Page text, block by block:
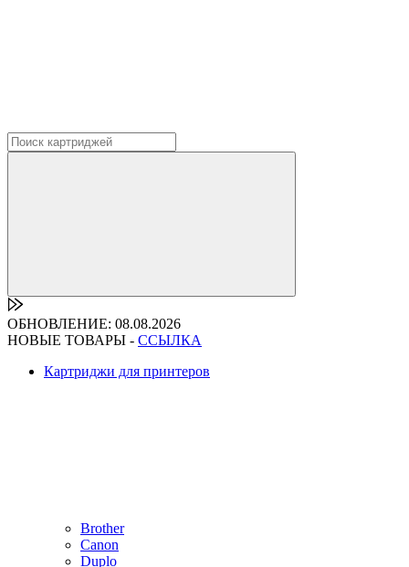
ОБНОВЛЕНИЕ: 08.08.2026
НОВЫЕ ТОВАРЫ - ССЫЛКА
Картриджи для принтеров
Brother
Canon
Duplo